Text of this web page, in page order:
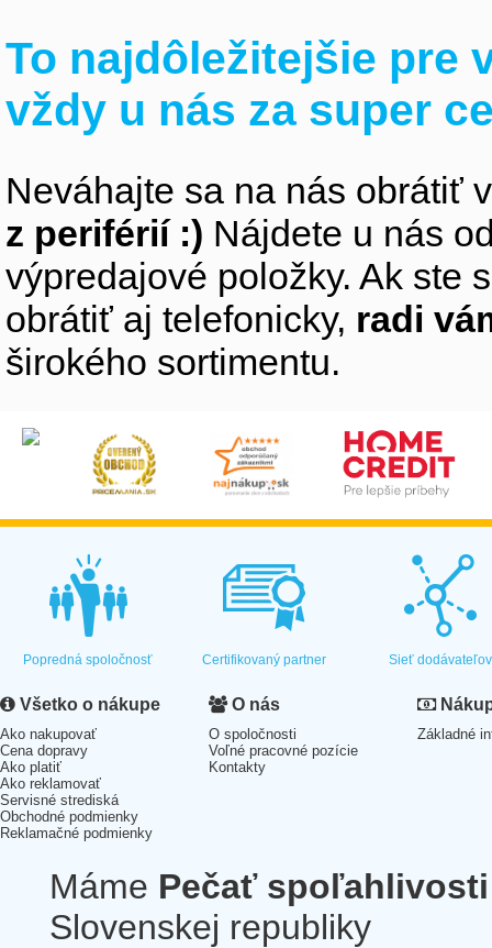
To najdôležitejšie pre
vždy u nás za super
Neváhajte sa na nás obrátiť
z periférií :) Nájdete u nás
výpredajové položky. Ak ste
obrátiť aj telefonicky, radi
širokého sortimentu.
Popredná spoločnosť Certifikovaný partner Sieť dodávateľov
Všetko o nákupe
Ako nakupovať
Cena dopravy
Ako platiť
Ako reklamovať
Servisné strediská
Obchodné podmienky
Reklamačné podmienky
O nás
O spoločnosti
Voľné pracovné pozície
Kontakty
Základné
Máme Pečať spoľahlivosti
Slovenskej republiky